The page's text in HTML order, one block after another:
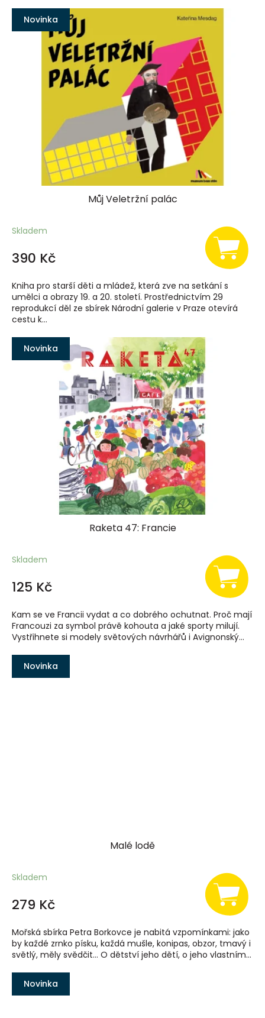
Novinka
Můj Veletržní palác
Skladem
390 Kč
Kniha pro starší děti a mládež, která zve na setkání s
umělci a obrazy 19. a 20. století. Prostřednictvím 29
reprodukcí děl ze sbírek Národní galerie v Praze otevírá
cestu k...
Novinka
Raketa 47: Francie
Skladem
125 Kč
Kam se ve Francii vydat a co dobrého ochutnat. Proč mají
Francouzi za symbol právě kohouta a jaké sporty milují.
Vystřihnete si modely světových návrhářů i Avignonský...
Novinka
Malé lodě
Skladem
279 Kč
Mořská sbírka Petra Borkovce je nabitá vzpomínkami: jako
by každé zrnko písku, každá mušle, konipas, obzor, tmavý i
světlý, měly svědčit… O dětství jeho dětí, o jeho vlastním...
Novinka